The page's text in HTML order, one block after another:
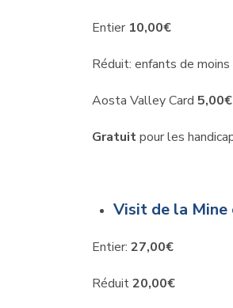
Entier 10,00€
Réduit: enfants de
Aosta Valley Card 5,00€
Gratuitpour les
Visit de la Mine
Entier: 27,00€
Réduit20,00€